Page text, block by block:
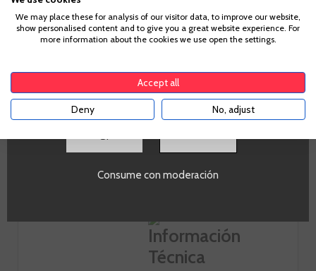
Vista
Color pajizo.
Nariz
Aromas a flores blancas, lima y pomelo.
Boca
Seco, con una acidez fresca, de cuerpo medio, con
intensos sabores florales y de pomelo y final largo.
Para acceder a enbotella, debes tener la edad legal de
tu país de residencia, lo cual es suficiente para
aplicable. Confirma si tienes más de18años
Consume con moderación
We may place these for analysis of our visitor data, to improve our website,
show personalised content and to give you a great website experience. For
more information about the cookies we use open the settings.
Accept all
Deny No, adjust